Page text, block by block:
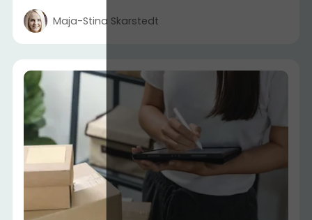
Maja-Stina Skarstedt